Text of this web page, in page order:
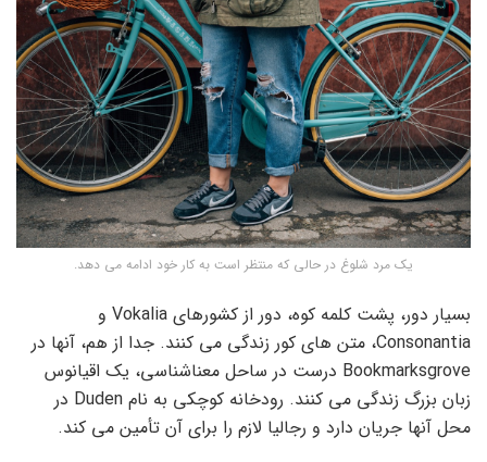
یک مرد شلوغ در حالی که منتظر است به کار خود ادامه می دهد.
بسیار دور، پشت کلمه کوه، دور از کشورهای Vokalia و
Consonantia، متن های کور زندگی می کنند. جدا از هم، آنها در
Bookmarksgrove درست در ساحل معناشناسی، یک اقیانوس
زبان بزرگ زندگی می کنند. رودخانه کوچکی به نام Duden در
محل آنها جریان دارد و رجالیا لازم را برای آن تأمین می کند.